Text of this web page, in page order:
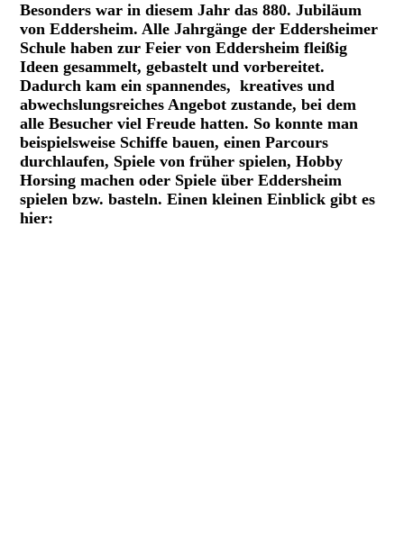
Besonders war in diesem Jahr das 880. Jubiläum
von Eddersheim. Alle Jahrgänge der Eddersheimer
Schule haben zur Feier von Eddersheim fleißig
Ideen gesammelt, gebastelt und vorbereitet.
Dadurch kam ein spannendes, kreatives und
abwechslungsreiches Angebot zustande, bei dem
alle Besucher viel Freude hatten. So konnte man
beispielsweise Schiffe bauen, einen Parcours
durchlaufen, Spiele von früher spielen, Hobby
Horsing machen oder Spiele über Eddersheim
spielen bzw. basteln. Einen kleinen Einblick gibt es
hier: